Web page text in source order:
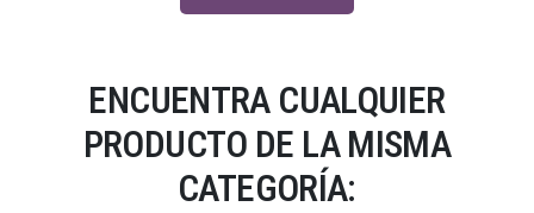
ENCUENTRA CUALQUIER
PRODUCTO DE LA MISMA
CATEGORÍA: